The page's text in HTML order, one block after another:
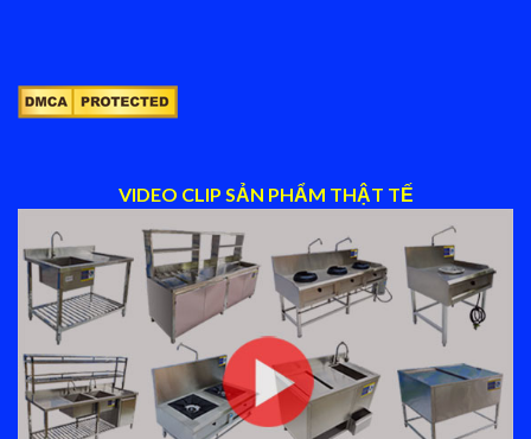
VIDEO CLIP SẢN PHẨM THẬT TẾ